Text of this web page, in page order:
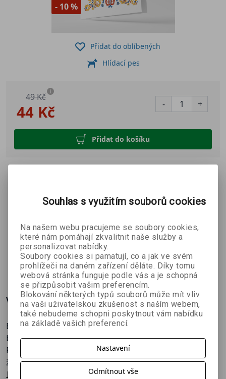
- 10 %
44 Kč
49 Kč i
- +
Přidat do košíku
Přidat do oblíbených
Hlídací pes
Přání je vevnitř zdobeno ornamentem. Nemá
žádný předepsaný text.
ZOBRAZITVÍCE
Více o knize
Blahopřání k narození dítěte s tradičním ornamentem s
bílou obálkou.
Přání je vevnitř zdobeno ornamentem. Nemá
žádný předepsaný text.
Jazyk
český
Souhlas s využitím souborů cookies
Na našem webu pracujeme se soubory cookies,
které nám pomáhají zkvalitnit naše služby a
personalizovat nabídky.
Soubory cookies si pamatují, co a jak ve svém
prohlížeči na daném zařízení děláte. Díky tomu
webová stránka funguje podle vás a je schopná
se přizpůsobit vašim preferencím.
Blokování některých typů souborů může mít vliv
na vaši uživatelskou zkušenost s naším webem,
také nebudeme schopni poskytnout vám nabídku
na základě vašich preferencí.
Nastavení
Odmítnout vše